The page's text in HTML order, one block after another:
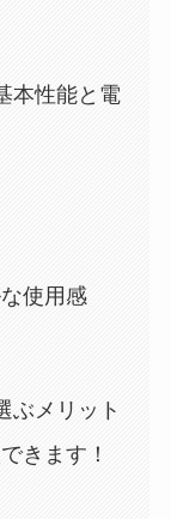
本性能と電
使用感
ぶメリット
きます！